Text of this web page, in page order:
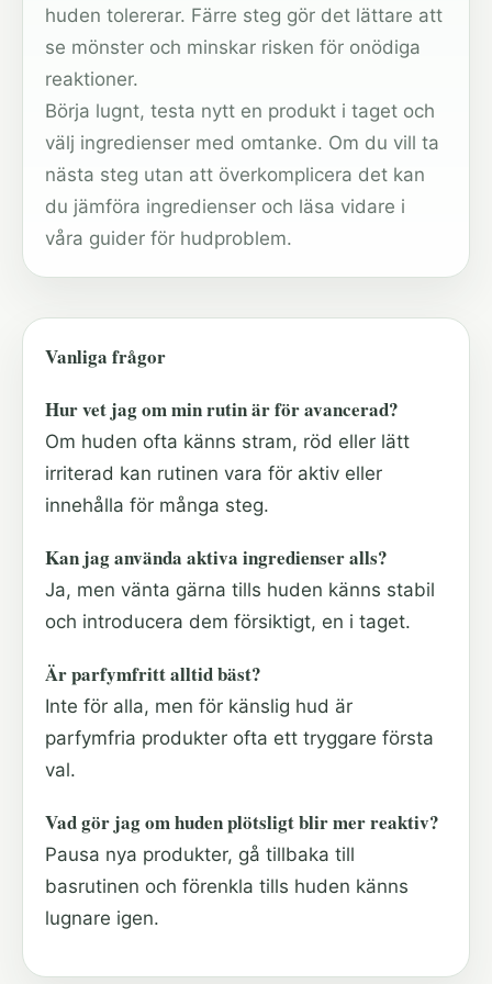
huden tolererar. Färre steg gör det lättare att
se mönster och minskar risken för onödiga
reaktioner.
Börja lugnt, testa nytt en produkt i taget och
välj ingredienser med omtanke. Om du vill ta
nästa steg utan att överkomplicera det kan
du jämföra ingredienser och läsa vidare i
våra guider för hudproblem.
Vanliga frågor
Hur vet jag om min rutin är för avancerad?
Om huden ofta känns stram, röd eller lätt
irriterad kan rutinen vara för aktiv eller
innehålla för många steg.
Kan jag använda aktiva ingredienser alls?
Ja, men vänta gärna tills huden känns stabil
och introducera dem försiktigt, en i taget.
Är parfymfritt alltid bäst?
Inte för alla, men för känslig hud är
parfymfria produkter ofta ett tryggare första
val.
Vad gör jag om huden plötsligt blir mer reaktiv?
Pausa nya produkter, gå tillbaka till
basrutinen och förenkla tills huden känns
lugnare igen.